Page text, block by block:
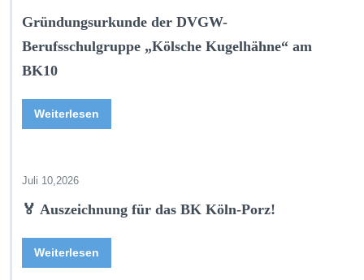
Gründungsurkunde der DVGW-
Berufsschulgruppe „Kölsche Kugelhähne“ am
BK10
Weiterlesen
Juli 10,2026
🏅 Auszeichnung für das BK Köln-Porz!
Weiterlesen